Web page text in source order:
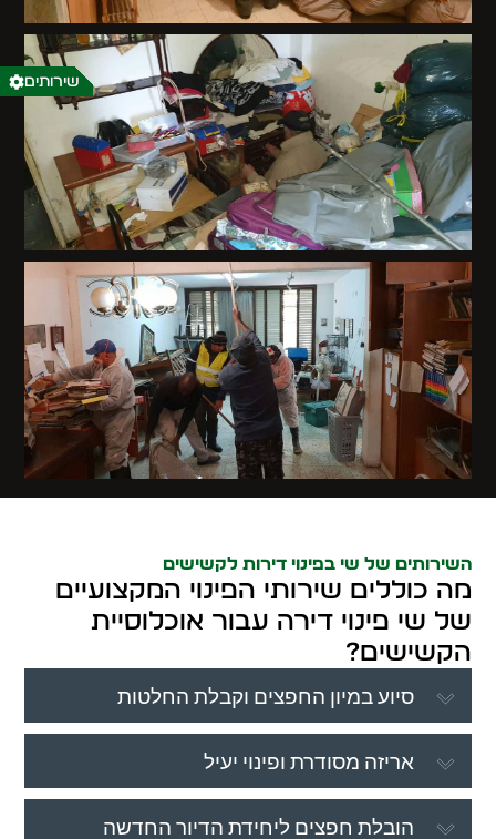
השירותים של שי בפינוי דירות לקשישים
מה כוללים שירותי הפינוי המקצועיים
של שי פינוי דירה עבור אוכלוסיית
הקשישים?
סיוע במיון החפצים וקבלת החלטות
אריזה מסודרת ופינוי יעיל
הובלת חפצים ליחידת הדיור החדשה
שירותים